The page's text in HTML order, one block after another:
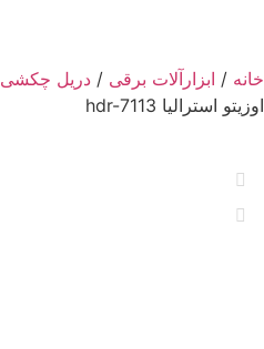
خانه / ابزارآلات برقی / دریل چکشی
اوزیتو استرالیا hdr-7113